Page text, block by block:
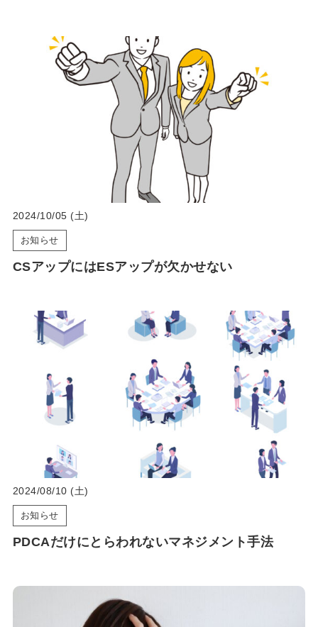
2024/10/05 (土)
お知らせ
CSアップにはESアップが欠かせない
2024/08/10 (土)
お知らせ
PDCAだけにとらわれないマネジメント手法